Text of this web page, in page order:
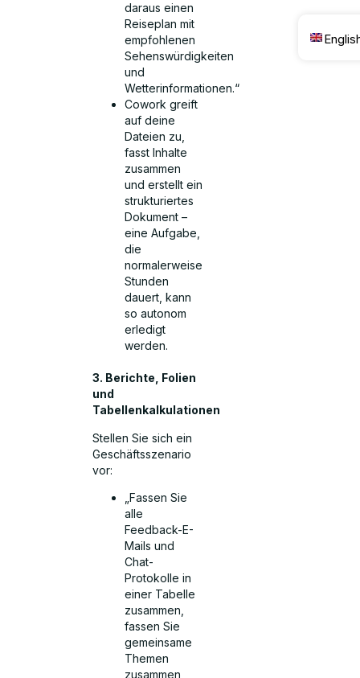
daraus einen
Reiseplan mit
empfohlenen
Sehenswürdigkeiten
und
Wetterinformationen.“
Cowork greift
auf deine
Dateien zu,
fasst Inhalte
zusammen
und erstellt ein
strukturiertes
Dokument –
eine Aufgabe,
die
normalerweise
Stunden
dauert, kann
so autonom
erledigt
werden.
3. Berichte, Folien
und
Tabellenkalkulationen
Stellen Sie sich ein
Geschäftsszenario
vor:
„Fassen Sie
alle
Feedback-E-
Mails und
Chat-
Protokolle in
einer Tabelle
zusammen,
fassen Sie
gemeinsame
Themen
zusammen